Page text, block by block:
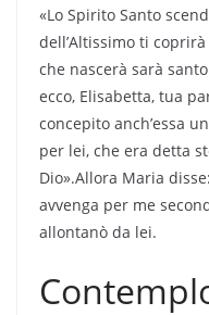
«Lo Spirito Santo
dell’Altissimo ti
che nascerà sarà
ecco, Elisabetta, tua
concepito anch’essa
per lei, che era detta
Dio».Allora Maria
avvenga per me
allontanò da lei.